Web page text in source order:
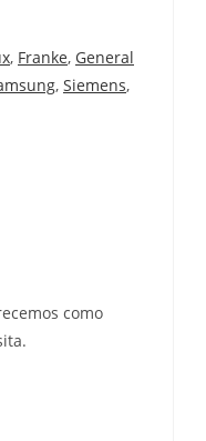
, Franke, General
, Siemens,
como